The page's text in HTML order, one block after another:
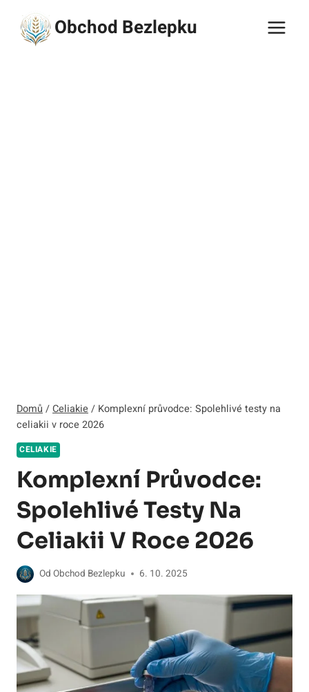
obsah
Obchod Bezlepku
Domů /Celiakie / Komplexní průvodce: Spolehlivé testy na
celiakii v roce 2026
CELIAKIE
Komplexní Průvodce:
Spolehlivé Testy Na
Celiakii V Roce 2026
Od Obchod Bezlepku 6. 10. 2025